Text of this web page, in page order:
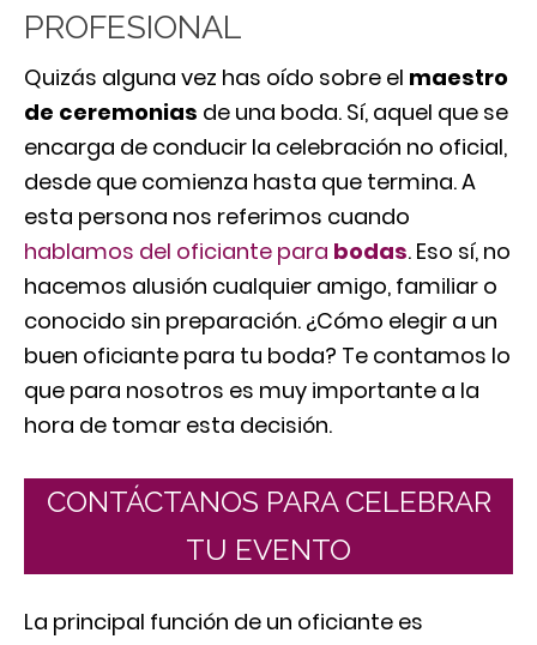
PROFESIONAL
Quizás alguna vez has oído sobre el maestro
de ceremonias de una boda. Sí, aquel que se
encarga de conducir la celebración no oficial,
desde que comienza hasta que termina. A
esta persona nos referimos cuando
hablamos del oficiante para bodas. Eso sí, no
hacemos alusión cualquier amigo, familiar o
conocido sin preparación. ¿Cómo elegir a un
buen oficiante para tu boda? Te contamos lo
que para nosotros es muy importante a la
hora de tomar esta decisión.
CONTÁCTANOS PARA CELEBRAR
TU EVENTO
La principal función de un oficiante es